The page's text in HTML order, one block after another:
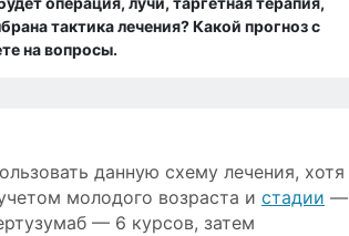
тактика лечения? Какой прогноз с
на вопросы.
данную схему лечения, хотя
молодого возраста и стадии —
— 6 курсов, затем